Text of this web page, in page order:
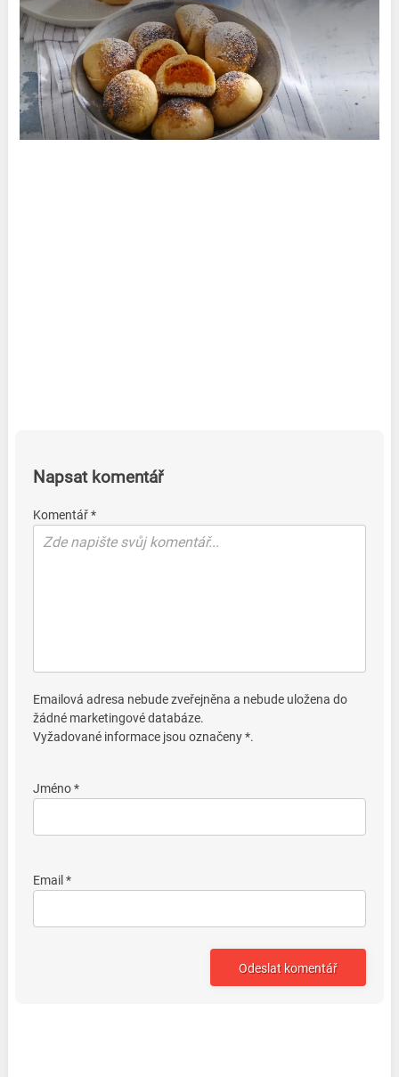
Napsat komentář
Komentář *
Emailová adresa nebude zveřejněna a nebude uložena do
žádné marketingové databáze.
Vyžadované informace jsou označeny *.
Jméno *
Email *